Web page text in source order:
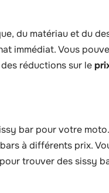
du matériau et du
immédiat. Vous
réductions sur le
bar pour votre
à différents prix.
trouver des sissy